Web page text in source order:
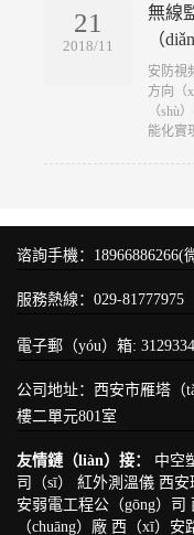
21
2018/11
無線
（
安防視
方向（
（shù
能化實
谘詢手機：18966886266(
服務熱線：029-81777975
電子郵（yóu）箱:
公司地址：西安市雁塔（
樓二單元801室
友情鏈（liàn）接： 中空
司（sī）
紅外測溫儀 西安
安弱電工程公（gōng）司
（chuāng）廠 西（xī）安